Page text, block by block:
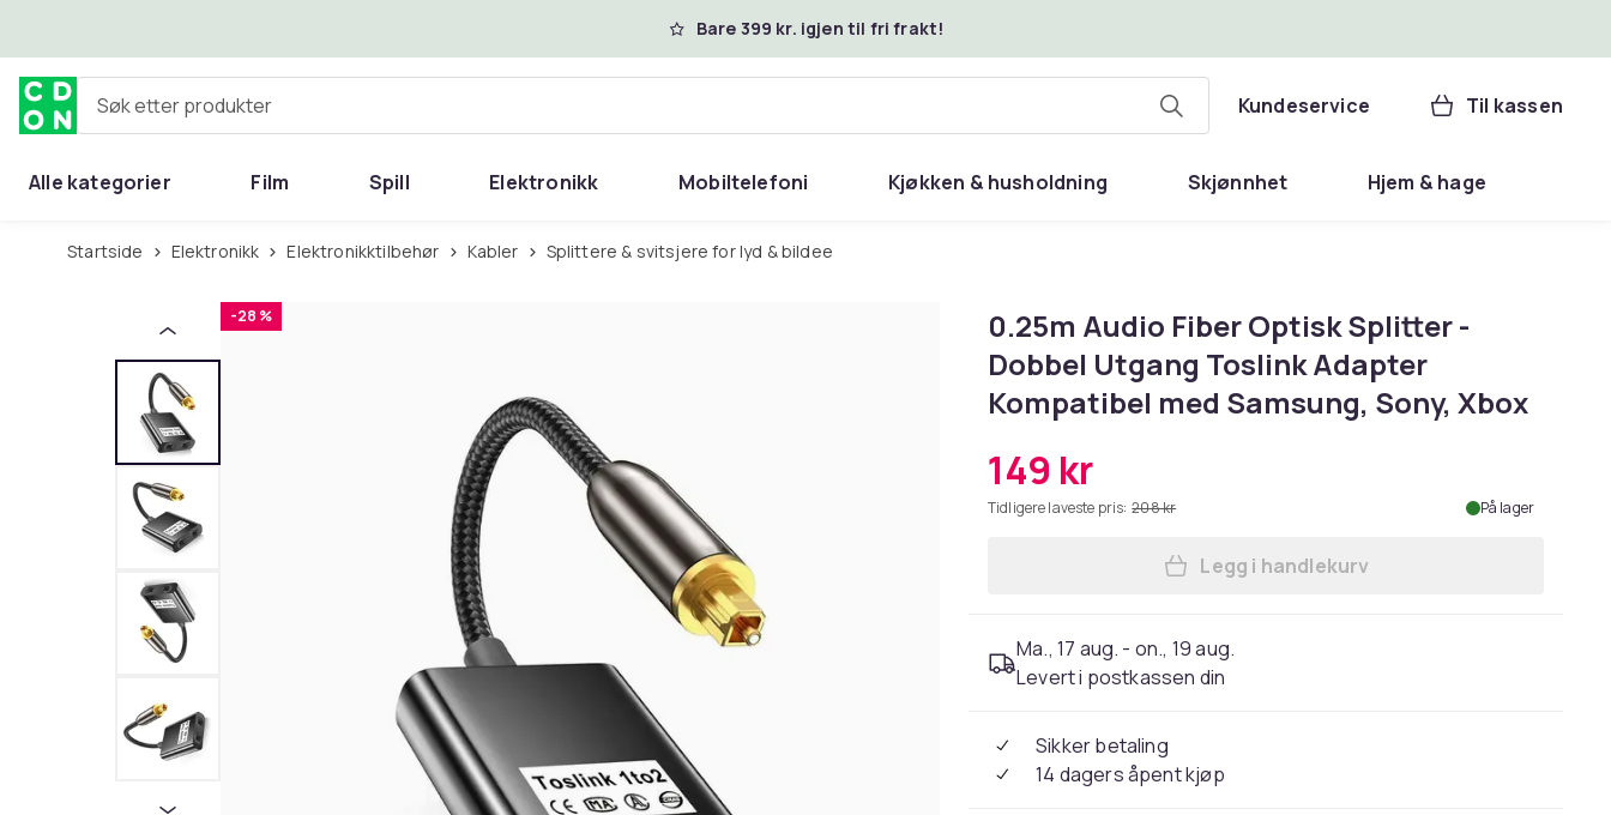
Bare 399 kr. igjen til fri frakt!
Søk etter produkter Kundeservice Til kassen
Alle kategorier Film Spill Elektronikk Mobiltelefoni Kjøkken & husholdning Skjønnhet Hjem & hage
Startside Elektronikk Elektronikktilbehør Kabler Splittere & svitsjere for lyd & bildee
-28 %
0.25m Audio Fiber Optisk Splitter -
Dobbel Utgang Toslink Adapter
Kompatibel med Samsung, Sony, Xbox
149 kr
Tidligere laveste pris: 208 kr På lager
Legg 0.25m Audio Fiber Optisk
Legg i handlekurv
Ma., 17 aug. - on., 19 aug.
Levert i postkassen din
Sikker betaling
14 dagers åpent kjøp